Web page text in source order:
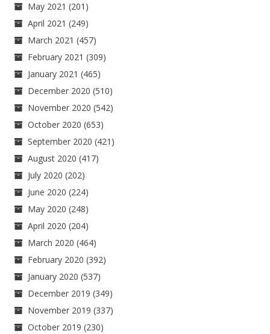
May 2021 (201)
April 2021 (249)
March 2021 (457)
February 2021 (309)
January 2021 (465)
December 2020 (510)
November 2020 (542)
October 2020 (653)
September 2020 (421)
August 2020 (417)
July 2020 (202)
June 2020 (224)
May 2020 (248)
April 2020 (204)
March 2020 (464)
February 2020 (392)
January 2020 (537)
December 2019 (349)
November 2019 (337)
October 2019 (230)